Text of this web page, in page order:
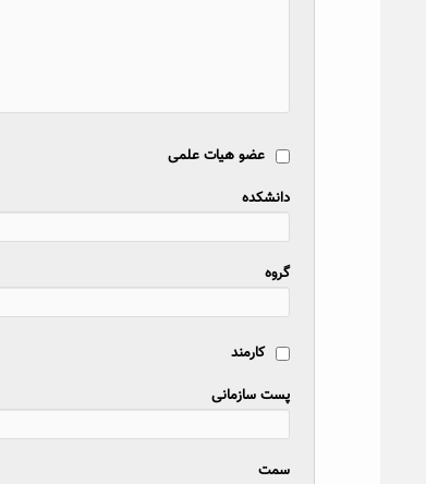
عضو هیات علمی
دانشکده
گروه
کارمند
پست سازمانی
سمت